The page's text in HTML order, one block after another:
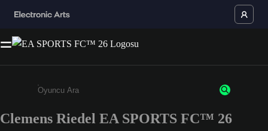
Enter a minimum of 3 characters or numbers
Clemens Riedel EA SPORTS FC™ 26